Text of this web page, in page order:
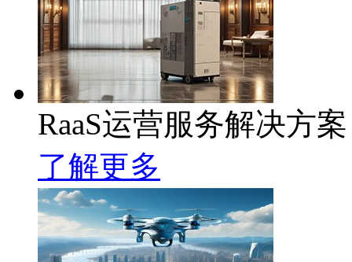
RaaS运营服务解决方案
了解更多